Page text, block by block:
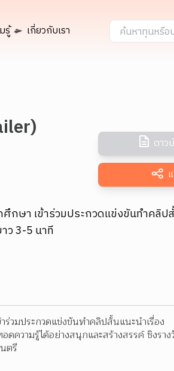
รู้ เกี่ยวกับเรา
ดาว
ศึกษา เข้าร่วมประกวดแข่งขันทำคลิป
ว 3-5 นาที
วมประกวดแข่งขันทำคลิปสั้นแนะนำเรื่อง
ความรู้ได้อย่างสนุกและสร้างสรรค์ ชิงราง
ตรี